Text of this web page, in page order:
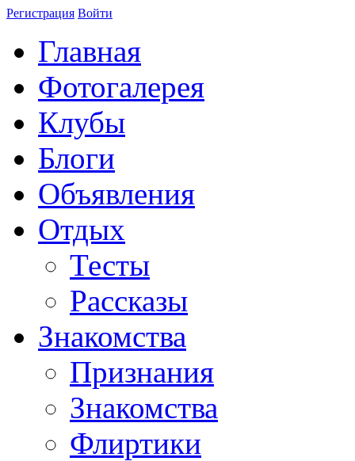
Регистрация Войти
Главная
Фотогалерея
Клубы
Блоги
Объявления
Отдых
Тесты
Рассказы
Знакомства
Признания
Знакомства
Флиртики